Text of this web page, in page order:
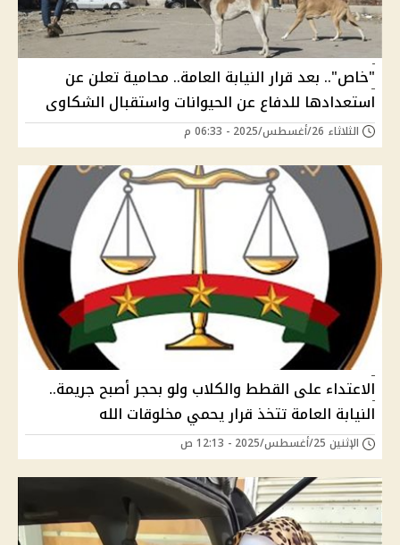
"خاص".. بعد قرار النيابة العامة.. محامية تعلن عن
استعدادها للدفاع عن الحيوانات واستقبال الشكاوى
الثلاثاء 26/أغسطس/2025 - 06:33 م
الاعتداء على القطط والكلاب ولو بحجر أصبح جريمة..
النيابة العامة تتخذ قرار يحمي مخلوقات الله
الإثنين 25/أغسطس/2025 - 12:13 ص